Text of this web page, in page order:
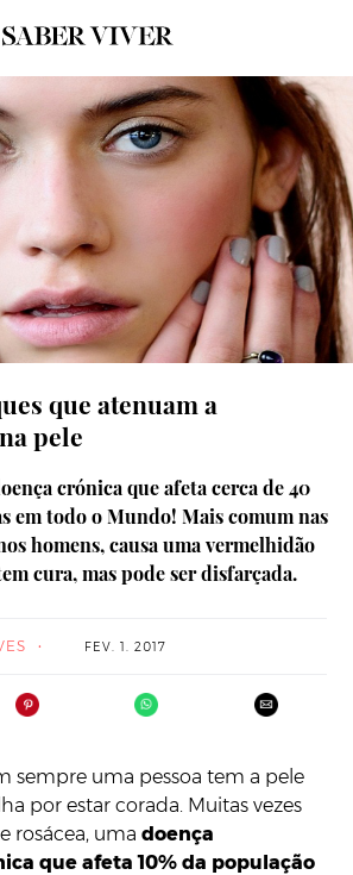
que atenuam a
pele
crónica que afeta cerca de 40
em todo o Mundo! Mais comum nas
homens, causa uma vermelhidão
cura, mas pode ser disfarçada.
FEV. 1. 2017
sempre uma pessoa tem a pele
por estar corada. Muitas vezes
rosácea, uma doença
que afeta 10% da população